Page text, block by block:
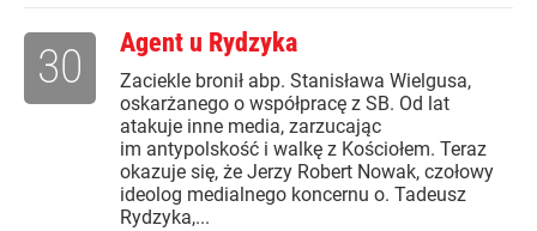
Agent u Rydzyka
Zaciekle bronił abp. Stanisława Wielgusa,
oskarżanego o współpracę z SB. Od lat
atakuje inne media, zarzucając
im antypolskość i walkę z Kościołem. Teraz
okazuje się, że Jerzy Robert Nowak, czołowy
ideolog medialnego koncernu o. Tadeusz
Rydzyka,...
30